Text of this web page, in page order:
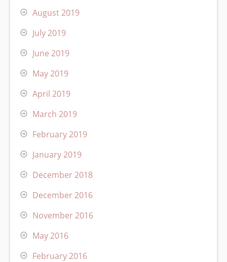
August 2019
July 2019
June 2019
May 2019
April 2019
March 2019
February 2019
January 2019
December 2018
December 2016
November 2016
May 2016
February 2016